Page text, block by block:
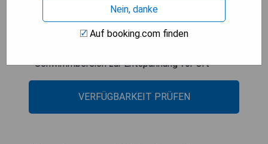
- Schöne Ausblicke auf die tropischen Gärten und
das Meer
- Nahe zu Byron Bay Stadtzentrum und
- Schwimmbereich zur Entspannung vor Ort
VERFÜGBARKEIT PRÜFEN
Nein, danke
Auf booking.com finden